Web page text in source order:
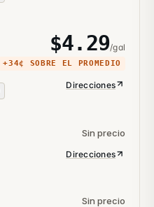
$4.29/gal
+34¢ SOBRE EL PROMEDIO
Direcciones
Sin precio
Direcciones
Sin precio